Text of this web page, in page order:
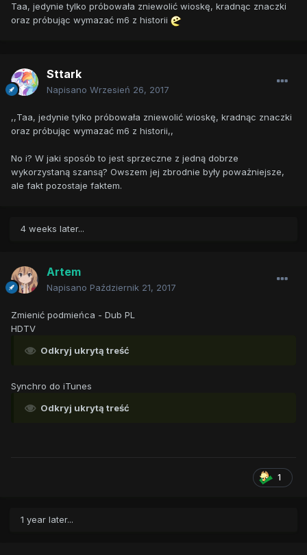
Taa, jedynie tylko próbowała zniewolić wioskę, kradnąc znaczki
oraz próbując wymazać m6 z historii
Sttark
Napisano Wrzesień 26, 2017
,,Taa, jedynie tylko próbowała zniewolić wioskę, kradnąc znaczki
oraz próbując wymazać m6 z historii,,
No i? W jaki sposób to jest sprzeczne z jedną dobrze
wykorzystaną szansą? Owszem jej zbrodnie były poważniejsze,
ale fakt pozostaje faktem.
4 weeks later...
Artem
Napisano Październik 21, 2017
Zmienić podmieńca - Dub PL
HDTV
Odkryj ukrytą treść
Synchro do iTunes
Odkryj ukrytą treść
1
1 year later...